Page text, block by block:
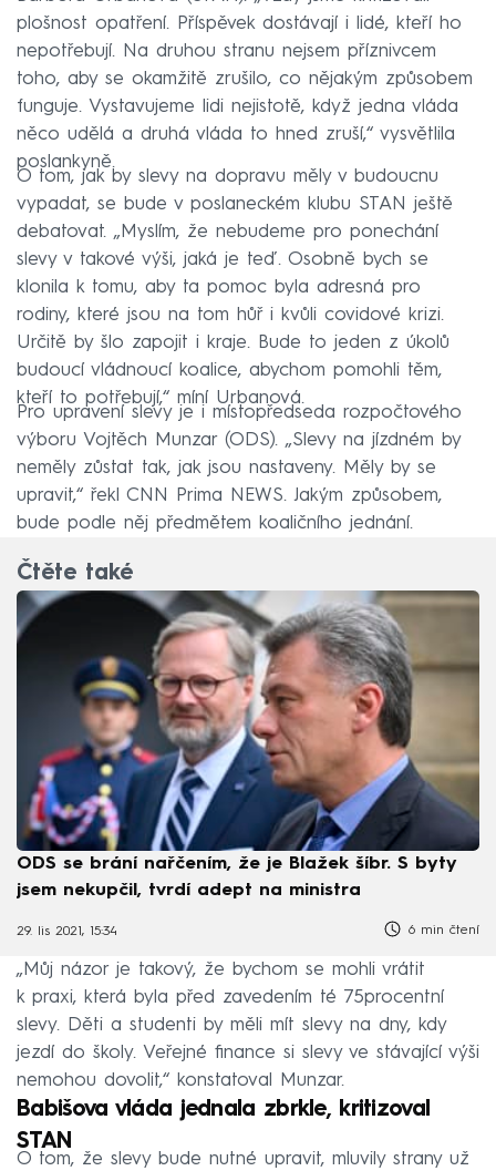
plošnost opatření. Příspěvek dostávají i lidé, kteří ho
nepotřebují. Na druhou stranu nejsem příznivcem
toho, aby se okamžitě zrušilo, co nějakým způsobem
funguje. Vystavujeme lidi nejistotě, když jedna vláda
něco udělá a druhá vláda to hned zruší,“ vysvětlila
poslankyně.
O tom, jak by slevy na dopravu měly v budoucnu
vypadat, se bude v poslaneckém klubu STAN ještě
debatovat. „Myslím, že nebudeme pro ponechání
slevy v takové výši, jaká je teď. Osobně bych se
klonila k tomu, aby ta pomoc byla adresná pro
rodiny, které jsou na tom hůř i kvůli covidové krizi.
Určitě by šlo zapojit i kraje. Bude to jeden z úkolů
budoucí vládnoucí koalice, abychom pomohli těm,
kteří to potřebují,“ míní Urbanová.
Pro upravení slevy je i místopředseda rozpočtového
výboru Vojtěch Munzar (ODS). „Slevy na jízdném by
neměly zůstat tak, jak jsou nastaveny. Měly by se
upravit,“ řekl CNN Prima NEWS. Jakým způsobem,
bude podle něj předmětem koaličního jednání.
Čtěte také
ODS se brání nařčením, že je Blažek šíbr. S byty
jsem nekupčil, tvrdí adept na ministra
29. lis 2021, 15:34 6 min čtení
„Můj názor je takový, že bychom se mohli vrátit
k praxi, která byla před zavedením té 75procentní
slevy. Děti a studenti by měli mít slevy na dny, kdy
jezdí do školy. Veřejné finance si slevy ve stávající výši
nemohou dovolit,“ konstatoval Munzar.
Babišova vláda jednala zbrkle, kritizoval
STAN
O tom, že slevy bude nutné upravit, mluvily strany už